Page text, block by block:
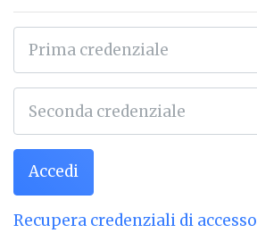
Accedi
Recupera credenziali di accesso